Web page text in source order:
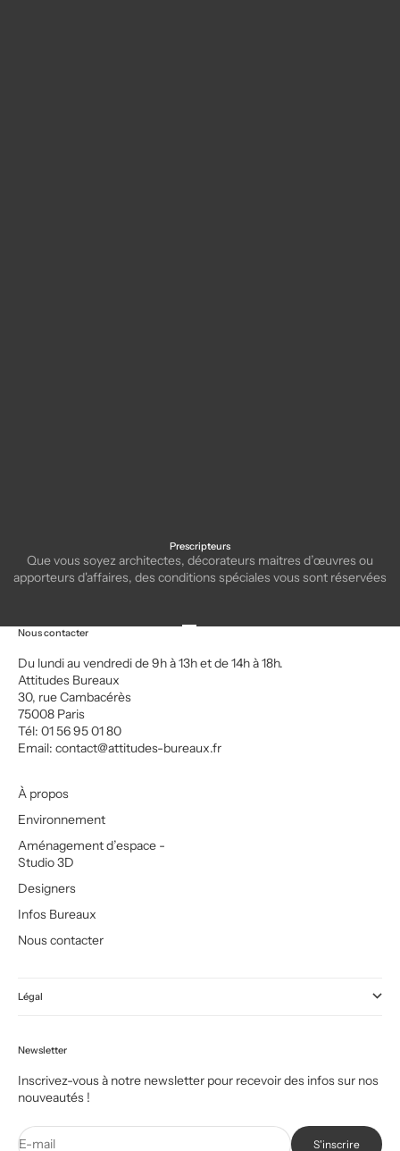
Prescripteurs
Que vous soyez architectes, décorateurs maitres d’œuvres ou
apporteurs d'affaires, des conditions spéciales vous sont réservées
Nous contacter
Du lundi au vendredi de 9h à 13h et de 14h à 18h.
Attitudes Bureaux
30, rue Cambacérès
75008 Paris
Tél: 01 56 95 01 80
Email: contact@attitudes-bureaux.fr
À propos
Environnement
Aménagement d’espace -
Studio 3D
Designers
Infos Bureaux
Nous contacter
Légal
Newsletter
Inscrivez-vous à notre newsletter pour recevoir des infos sur nos
nouveautés !
E-mail S'inscrire